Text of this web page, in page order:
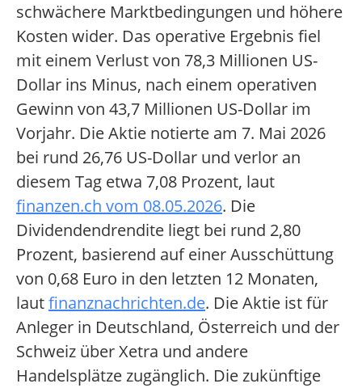
schwächere Marktbedingungen und höhere
Kosten wider. Das operative Ergebnis fiel
mit einem Verlust von 78,3 Millionen US-
Dollar ins Minus, nach einem operativen
Gewinn von 43,7 Millionen US-Dollar im
Vorjahr. Die Aktie notierte am 7. Mai 2026
bei rund 26,76 US-Dollar und verlor an
diesem Tag etwa 7,08 Prozent, laut
finanzen.ch vom 08.05.2026. Die
Dividendendrendite liegt bei rund 2,80
Prozent, basierend auf einer Ausschüttung
von 0,68 Euro in den letzten 12 Monaten,
lautfinanznachrichten.de. Die Aktie ist für
Anleger in Deutschland, Österreich und der
Schweiz über Xetra und andere
Handelsplätze zugänglich. Die zukünftige